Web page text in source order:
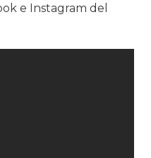
e Instagram del